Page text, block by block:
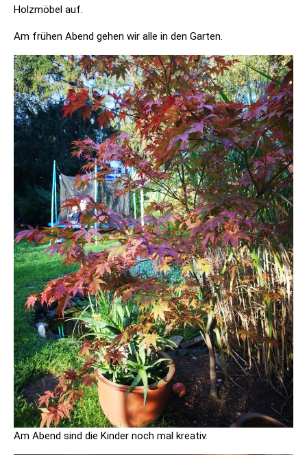
Holzmöbel auf.
Am frühen Abend gehen wir alle in den Garten.
Am Abend sind die Kinder noch mal kreativ.